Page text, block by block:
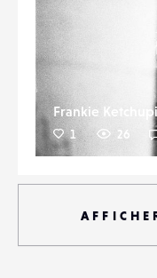
Frankie Ketchupi
1 26